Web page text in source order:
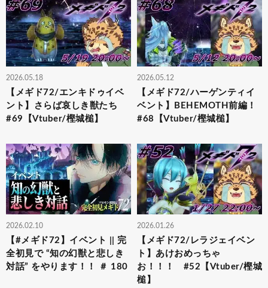
2026.05.18
【メギド72/エンキドゥイベ
ント】さらば哀しき獣たち
#69【Vtuber/樫城槌】
2026.05.12
【メギド72/ハーゲンティイ
ベント】BEHEMOTH前編！
#68【Vtuber/樫城槌】
2026.02.10
【#メギド72】イベント || 完
全初見で “知の幻獣と悲しき
対話” をやります！！ ＃ 180
2026.01.26
【メギド72/レラジェイベン
ト】あけおめっちゃ
お！！！ #52【Vtuber/樫城
槌】